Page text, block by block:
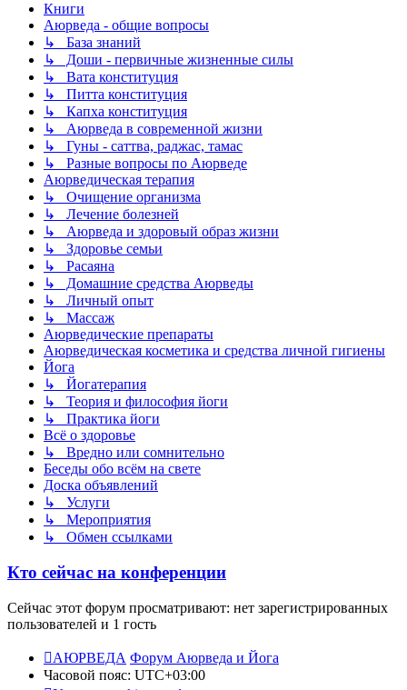
Книги
Аюрведа - общие вопросы
↳ База знаний
↳ Доши - первичные жизненные силы
↳ Вата конституция
↳ Питта конституция
↳ Капха конституция
↳ Аюрведа в современной жизни
↳ Гуны - саттва, раджас, тамас
↳ Разные вопросы по Аюрведе
Аюрведическая терапия
↳ Очищение организма
↳ Лечение болезней
↳ Аюрведа и здоровый образ жизни
↳ Здоровье семьи
↳ Расаяна
↳ Домашние средства Аюрведы
↳ Личный опыт
↳ Массаж
Аюрведические препараты
Аюрведическая косметика и средства личной гигиены
Йога
↳ Йогатерапия
↳ Теория и философия йоги
↳ Практика йоги
Всё о здоровье
↳ Вредно или сомнительно
Беседы обо всём на свете
Доска объявлений
↳ Услуги
↳ Мероприятия
↳ Обмен ссылками
Кто сейчас на конференции
Сейчас этот форум просматривают: нет зарегистрированных
пользователей и 1 гость
АЮРВЕДА Форум Аюрведа и Йога
Часовой пояс: UTC+03:00